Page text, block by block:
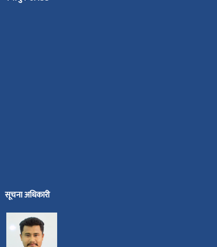
सूचना अधिकारी